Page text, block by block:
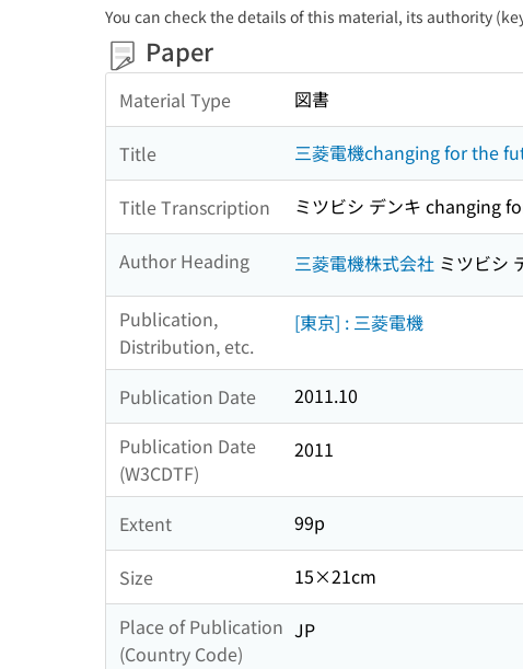
You can check the details of this material, its authority
Paper
Material Type 図書
Title 三菱電機changing for the
Title Transcription ミツビシ デンキ changing
Author Heading 三菱電機株式会社 ミツビシ
Publication,
Distribution, etc.
[東京] : 三菱電機
Publication Date
2011.10
Publication Date
(W3CDTF)
2011
Extent 99p
Size
15×21cm
Place of Publication
(Country Code)
JP